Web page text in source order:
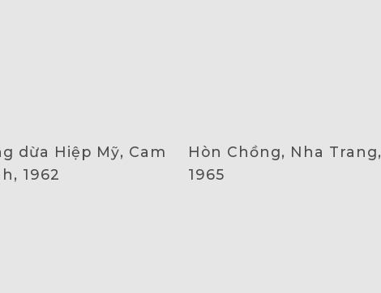
dừa Hiệp Mỹ, Cam
1962
Hòn Chồng, Nha Trang,
1965